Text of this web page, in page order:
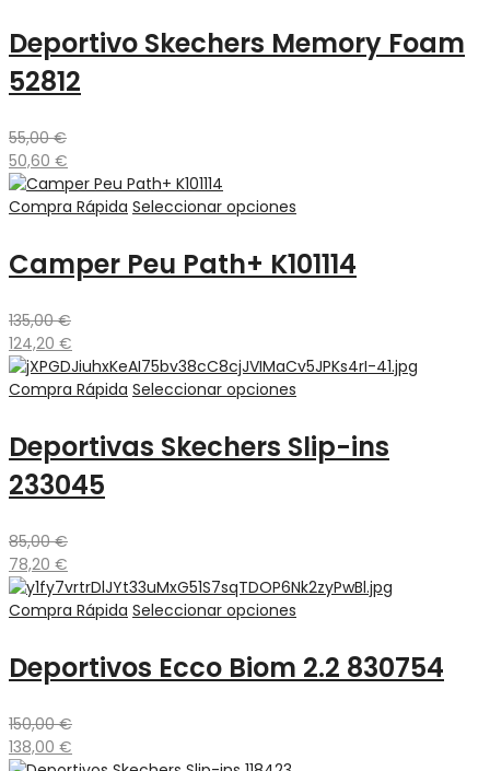
Deportivo Skechers Memory Foam
52812
55,00€
50,60 €
Compra Rápida Seleccionar opciones
Camper Peu Path+ K101114
135,00€
124,20 €
Compra Rápida Seleccionar opciones
Deportivas Skechers Slip-ins
233045
85,00€
78,20 €
Compra Rápida Seleccionar opciones
Deportivos Ecco Biom 2.2 830754
150,00€
138,00 €